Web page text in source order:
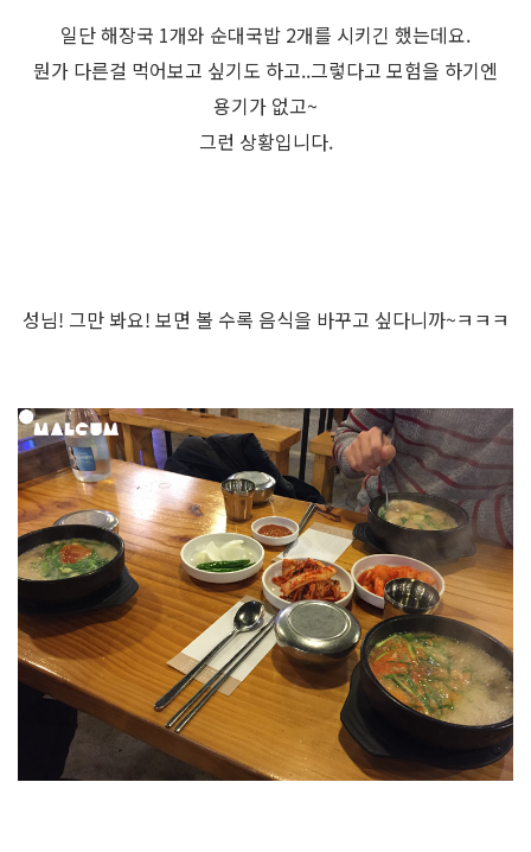
일단 해장국 1개와 순대국밥 2개를 시키긴 했는데요.
뭔가 다른걸 먹어보고 싶기도 하고..그렇다고 모험을 하기엔
용기가 없고~
그런 상황입니다.
성님! 그만 봐요! 보면 볼 수록 음식을 바꾸고 싶다니까~ㅋㅋㅋ